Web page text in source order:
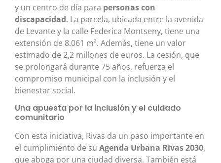
y un centro de día para personas con
discapacidad. La parcela, ubicada entre la avenida
de Levante y la calle Federica Montseny, tiene una
extensión de 8.061 m². Además, tiene un valor
estimado de 2,2 millones de euros. La cesión, que
se prolongará durante 75 años, refuerza el
compromiso municipal con la inclusión y el
bienestar social.
Una apuesta por la inclusión y el cuidado
comunitario
Con esta iniciativa, Rivas da un paso importante en
el cumplimiento de su Agenda Urbana Rivas 2030,
que aboga por una ciudad diversa. También está